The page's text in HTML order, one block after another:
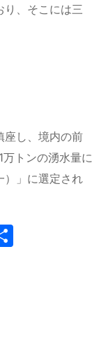
り、そこには三
座し、境内の前
トンの湧水量に
）」に選定され